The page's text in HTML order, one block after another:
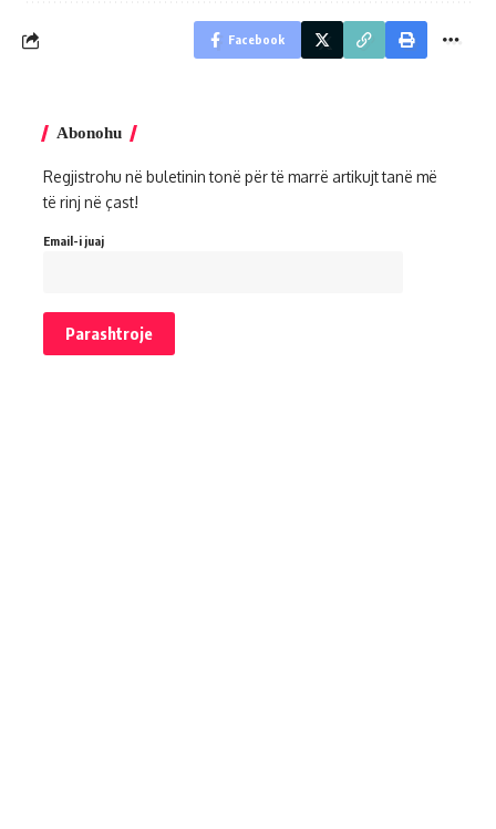
Facebook
Abonohu
Regjistrohu në buletinin tonë për të marrë artikujt tanë më
të rinj në çast!
Email-i juaj